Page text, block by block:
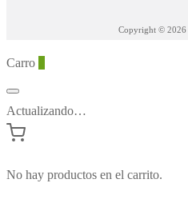
Copyright © 2026
Carro
Actualizando…
No hay productos en el carrito.